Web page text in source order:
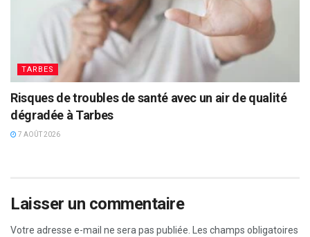
TARBES
Risques de troubles de santé avec un air de qualité
dégradée à Tarbes
7 AOÛT 2026
Laisser un commentaire
Votre adresse e-mail ne sera pas publiée. Les champs obligatoires